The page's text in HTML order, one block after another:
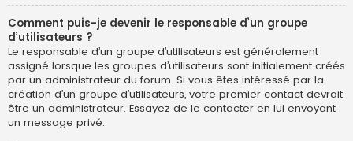
Comment puis-je devenir le responsable d’un groupe
d’utilisateurs ?
Le responsable d’un groupe d’utilisateurs est généralement
assigné lorsque les groupes d’utilisateurs sont initialement créés
par un administrateur du forum. Si vous êtes intéressé par la
création d’un groupe d’utilisateurs, votre premier contact devrait
être un administrateur. Essayez de le contacter en lui envoyant
un message privé.